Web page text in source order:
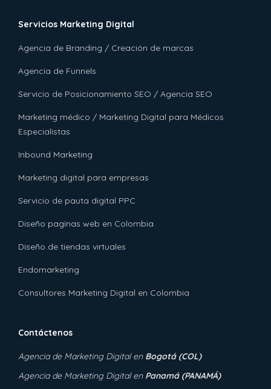
Servicios Marketing Digital
Agencia de Branding / Creación de marcas
Agencia de Funnels
Servicio de Posicionamiento SEO / Agencia SEO
Marketing médico / Marketing Digital para Médicos
Especialistas
Inbound Marketing
Marketing digital para empresas
Servicio de pauta digital PPC
Diseño paginas web en Colombia
Diseño de tiendas virtuales
Endomarketing
Consultores Marketing Digital en Colombia
Contáctenos
Agencia de Marketing DigitalenBogotá (COL)
Agencia de Marketing Digital en Panamá (PANAMÁ)